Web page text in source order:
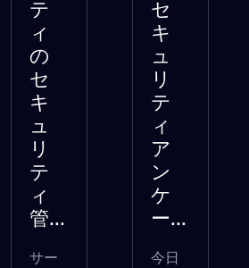
テ
ィ
の
セ
キ
ュ
リ
テ
ィ
管...
サー
セ
キ
ュ
リ
テ
ィ
ア
ン
ケ
ー...
今日